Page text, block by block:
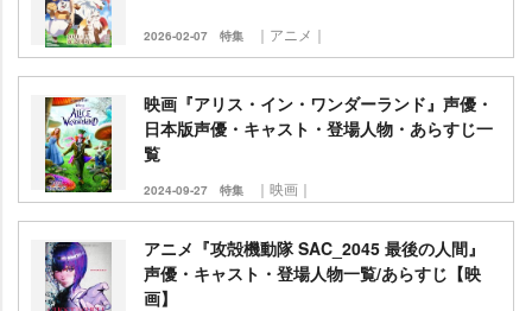
2026-02-07 特集 ｜アニメ｜
映画『アリス・イン・ワンダーランド』声優・
日本版声優・キャスト・登場人物・あらすじ一
覧
2024-09-27 特集 ｜映画｜
アニメ『攻殻機動隊 SAC_2045 最後の人間』
声優・キャスト・登場人物一覧/あらすじ【映
画】